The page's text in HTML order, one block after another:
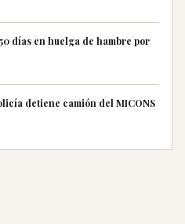
días en huelga de hambre por
detiene camión del MICONS